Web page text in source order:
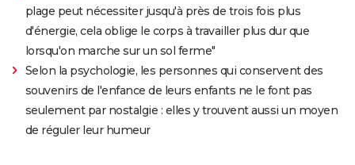
plage peut nécessiter jusqu'à près de trois fois plus
d'énergie, cela oblige le corps à travailler plus dur que
lorsqu'on marche sur un sol ferme"
Selon la psychologie, les personnes qui conservent des
souvenirs de l'enfance de leurs enfants ne le font pas
seulement par nostalgie : elles y trouvent aussi un moyen
de réguler leur humeur